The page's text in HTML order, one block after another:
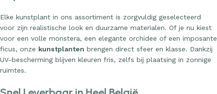
Elke kunstplant in ons assortiment is zorgvuldig geselecteerd
voor zijn realistische look en duurzame materialen. Of je nu kiest
voor een volle monstera, een elegante orchidee of een imposante
ficus, onze kunstplanten brengen direct sfeer en klasse. Dankzij
UV-bescherming blijven kleuren fris, zelfs bij plaatsing in zonnige
ruimtes.